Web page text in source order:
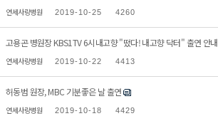
연세사랑병원 2019-10-25 4260
고용곤 병원장 KBS1TV 6시내고향 "떴다! 내고향 닥터" 출연 안내
연세사랑병원 2019-10-22 4413
허동범 원장, MBC 기분좋은 날 출연
연세사랑병원 2019-10-18 4429